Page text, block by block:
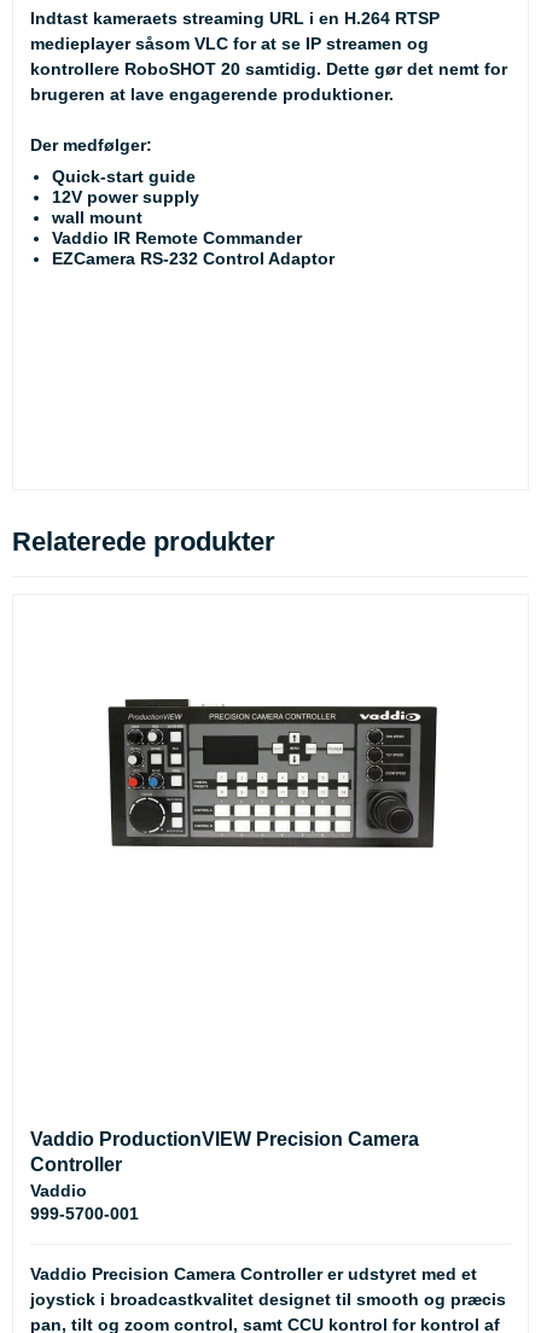
Indtast kameraets streaming URL i en H.264 RTSP
medieplayer såsom VLC for at se IP streamen og
kontrollere RoboSHOT 20 samtidig. Dette gør det nemt for
brugeren at lave engagerende produktioner.
Der medfølger:
Quick-start guide
12V power supply
wall mount
Vaddio IR Remote Commander
EZCamera RS-232 Control Adaptor
Relaterede produkter
Vaddio ProductionVIEW Precision Camera
Controller
Vaddio
999-5700-001
Vaddio Precision Camera Controller er udstyret med et
joystick i broadcastkvalitet designet til smooth og præcis
pan, tilt og zoom control, samt CCU kontrol for kontrol af